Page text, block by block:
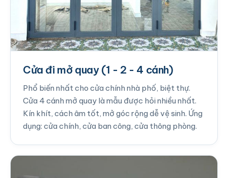
Cửa đi mở quay (1 - 2 - 4 cánh)
Phổ biến nhất cho cửa chính nhà phố, biệt thự.
Cửa 4 cánh mở quay là mẫu được hỏi nhiều nhất.
Kín khít, cách âm tốt, mở góc rộng dễ vệ sinh. Ứng
dụng: cửa chính, cửa ban công, cửa thông phòng.